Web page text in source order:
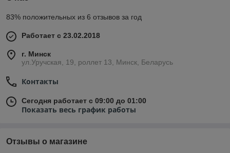
83% положительных из 6 отзывов за год
Работает с 23.02.2018
г. Минск
ул.Уручская, 19, роллет 13, Минск, Беларусь
Контакты
Сегодня работает с 09:00 до 01:00
Показать весь график работы
Отзывы о магазине